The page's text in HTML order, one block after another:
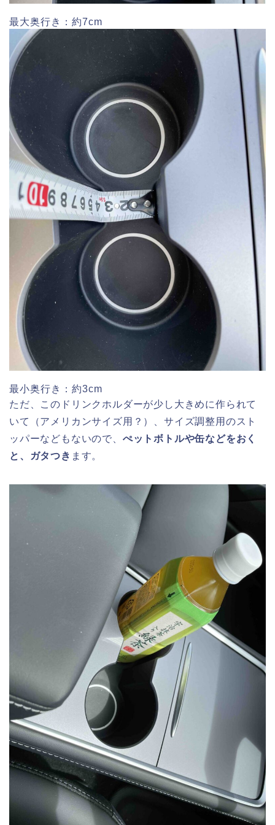
最大奥行き：約7cm
最小奥行き：約3cm
ただ、このドリンクホルダーが少し大きめに作られて
いて（アメリカンサイズ用？）、サイズ調整用のスト
ッパーなどもないので、 ぺットボトルや缶などをおく
と、ガタつき ます。